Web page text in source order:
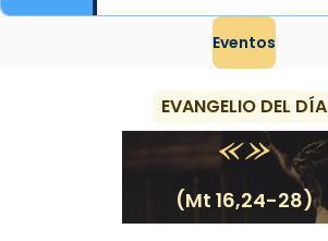
Eventos
EVANGELIO DEL DÍA
(Mt 16,24-28)